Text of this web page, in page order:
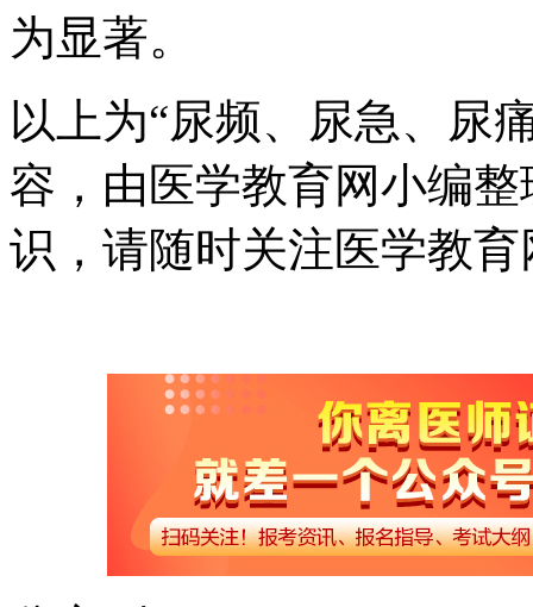
为显著。
以上为“尿频、尿急、尿
容，由医学教育网小编
识，请随时关注医学教育